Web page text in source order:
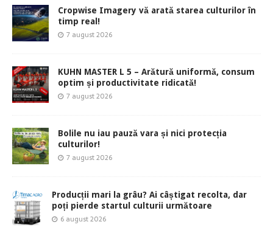
Cropwise Imagery vă arată starea culturilor în
timp real!
7 august 2026
KUHN MASTER L 5 – Arătură uniformă, consum
optim și productivitate ridicată!
7 august 2026
Bolile nu iau pauză vara și nici protecția
culturilor!
7 august 2026
Producții mari la grâu? Ai câștigat recolta, dar
poți pierde startul culturii următoare
6 august 2026